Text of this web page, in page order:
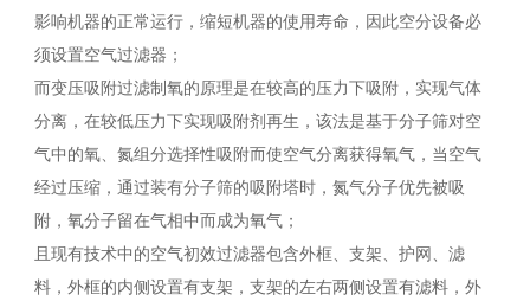
影响机器的正常运行，缩短机器的使用寿命，因此空分设备必
须设置空气过滤器；
而变压吸附过滤制氧的原理是在较高的压力下吸附，实现气体
分离，在较低压力下实现吸附剂再生，该法是基于分子筛对空
气中的氧、氮组分选择性吸附而使空气分离获得氧气，当空气
经过压缩，通过装有分子筛的吸附塔时，氮气分子优先被吸
附，氧分子留在气相中而成为氧气；
且现有技术中的空气初效过滤器包含外框、支架、护网、滤
料，外框的内侧设置有支架，支架的左右两侧设置有滤料，外